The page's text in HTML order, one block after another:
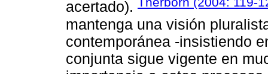
acertado).
mantenga una visión
contemporánea -insistiendo
conjunta sigue vigente en